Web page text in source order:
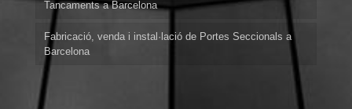
Tancaments a Barcelona
Fabricació, venda i instal·lació de Portes Seccionals a
Barcelona